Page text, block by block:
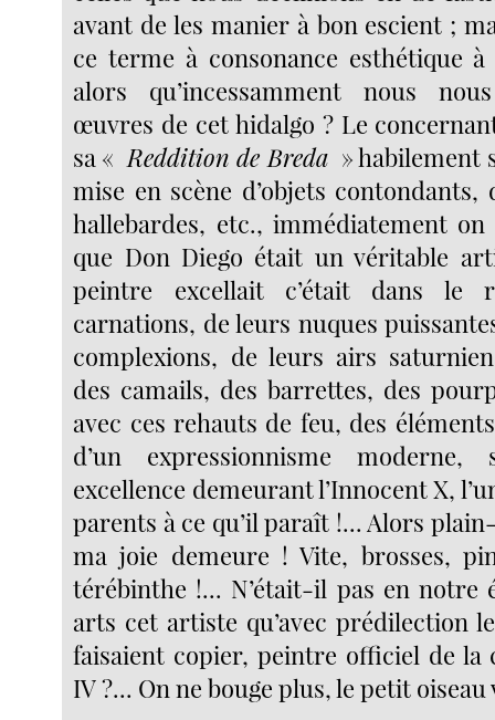
avant de les manier à bon escient ;
ce terme à consonance esthétique à
alors qu’incessamment nous
œuvres de cet hidalgo ? Le
sa « Reddition de Breda » habilement
mise en scène d’objets contondants,
hallebardes, etc., immédiatement
que Don Diego était un véritable
peintre excellait c’était dans le
carnations, de leurs nuques
complexions, de leurs airs
des camails, des barrettes, des
avec ces rehauts de feu, des
d’un expressionnisme
excellence demeurant l’Innocent X,
parents à ce qu’il paraît !... Alors
ma joie demeure ! Vite, brosses,
térébinthe !... N’était-il pas en notre
arts cet artiste qu’avec prédilection
faisaient copier, peintre officiel de la
IV ?... On ne bouge plus, le petit